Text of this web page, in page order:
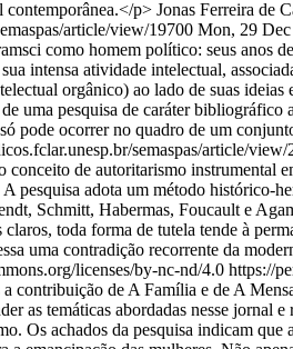
contemporânea.</p> Jonas Ferreira de
article/view/19700 Mon, 29
como homem político: seus anos
intensa atividade intelectual,
orgânico) ao lado de suas
uma pesquisa de caráter
pode ocorrer no quadro de um
semaspas/article/view/
conceito de autoritarismo instrumental
adota um método histórico-
Schmitt, Habermas, Foucault e
toda forma de tutela tende à
uma contradição recorrente da
licenses/by-nc-nd/4.0 https://
contribuição de A Família e de A
as temáticas abordadas nesse
Os achados da pesquisa indicam